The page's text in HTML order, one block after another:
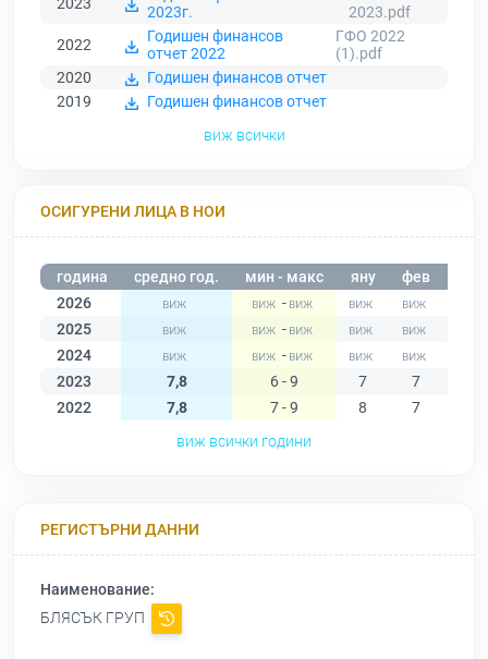
2023
2023г.
2023.pdf
2022
Годишен финансов
отчет 2022
ГФО 2022
(1).pdf
2020
Годишен финансов отчет
2019
Годишен финансов отчет
виж всички
ОСИГУРЕНИ ЛИЦА В НОИ
година средно год. мин - макс яну фев
2026
-
2025
-
2024
-
2023
7,8 6 - 9 7 7
2022
7,8 7 - 9 8 7
виж всички години
РЕГИСТЪРНИ ДАННИ
Наименование:
БЛЯСЪК ГРУП